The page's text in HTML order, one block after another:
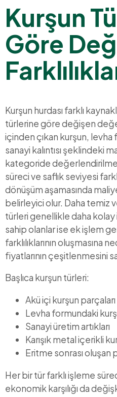
Kurşun
Göre
Kurşun hurdası farklı
türlerine göre değişen
içinden çıkan kurşun,
sanayi kalıntısı şeklindeki
kategoride
süreci ve saflık seviyesi
dönüşüm aşamasında
belirleyici olur. Daha temiz
türleri genellikle daha kolay
sahip olanlar ise ek işlem
farklılıklarının oluşmasına
fiyatlarının çeşitlenmesini
Başlıca kurşun türleri:
Akü içi kurşun parçaları
Levha formundaki
Sanayi üretim artıkları
Karışık metal içerikli
Eritme sonrası oluşan
Her bir tür farklı işleme
ekonomik karşılığı da